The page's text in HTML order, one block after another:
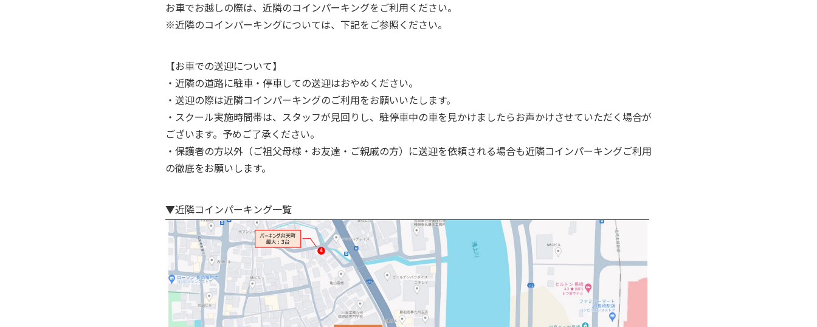
お車でお越しの際は、近隣のコインパーキングをご利用ください。
※近隣のコインパーキングについては、下記をご参照ください。
【お車での送迎について】
・近隣の道路に駐車・停車しての送迎はおやめください。
・送迎の際は近隣コインパーキングのご利用をお願いいたします。
・スクール実施時間帯は、スタッフが見回りし、駐停車中の車を見かけましたらお声かけさせていただく場合が
ございます。予めご了承ください。
・保護者の方以外（ご祖父母様・お友達・ご親戚の方）に送迎を依頼される場合も近隣コインパーキングご利用
の徹底をお願いします。
▼近隣コインパーキング一覧